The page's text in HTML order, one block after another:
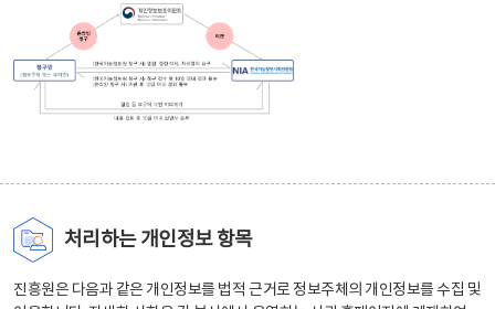
처리하는 개인정보 항목
진흥원은 다음과 같은 개인정보를 법적 근거로 정보주체의 개인정보를 수집 및